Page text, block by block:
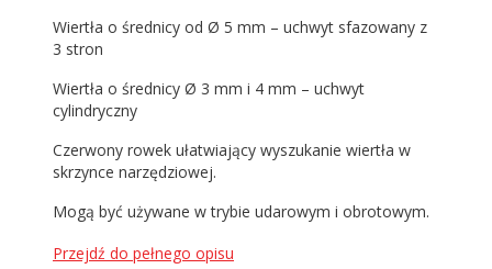
Wiertła o średnicy od Ø 5 mm – uchwyt sfazowany z
3 stron
Wiertła o średnicy Ø 3 mm i 4 mm – uchwyt
cylindryczny
Czerwony rowek ułatwiający wyszukanie wiertła w
skrzynce narzędziowej.
Mogą być używane w trybie udarowym i obrotowym.
Przejdź do pełnego opisu